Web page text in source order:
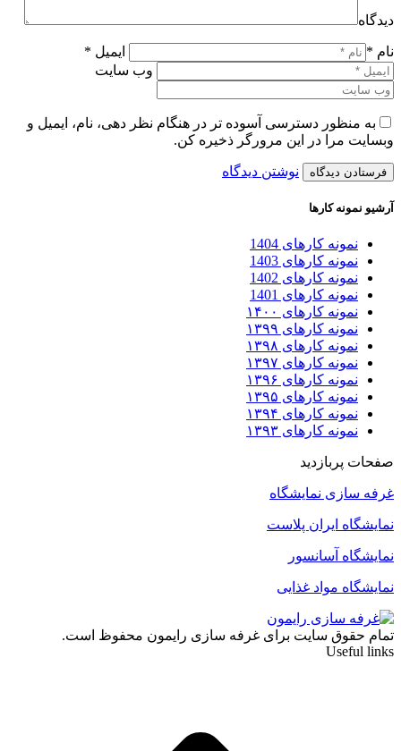
دیدگاه
نام *
ایمیل *
وب سایت
به منظور دسترسی آسوده تر در هنگام نظر دهی، نام، ایمیل و
وبسایت مرا در این مرورگر ذخیره کن.
نوشتن دیدگاه
آرشیو نمونه کارها
نمونه کارهای 1404
نمونه کارهای 1403
نمونه کارهای 1402
نمونه کارهای 1401
نمونه کارهای ۱۴۰۰
نمونه کارهای ۱۳۹۹
نمونه کارهای ۱۳۹۸
نمونه کارهای ۱۳۹۷
نمونه کارهای ۱۳۹۶
نمونه کارهای ۱۳۹۵
نمونه کارهای ۱۳۹۴
نمونه کارهای ۱۳۹۳
صفحات پربازدید
غرفه سازی نمایشگاه
نمایشگاه ایران پلاست
نمایشگاه آسانسور
نمایشگاه مواد غذایی
تمام حقوق سایت برای غرفه سازی رایمون محفوظ است.
Useful links